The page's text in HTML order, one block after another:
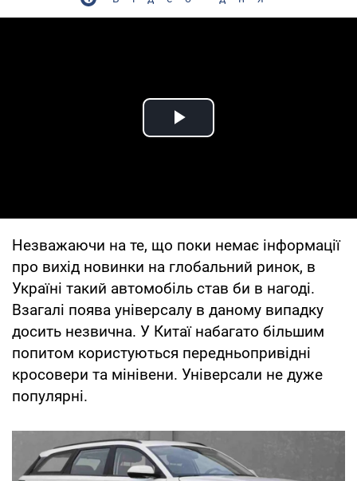
Play Video
Незважаючи на те, що поки немає інформації
про вихід новинки на глобальний ринок, в
Україні такий автомобіль став би в нагоді.
Взагалі поява універсалу в даному випадку
досить незвична. У Китаї набагато більшим
попитом користуються передньопривідні
кросовери та мінівени. Універсали не дуже
популярні.